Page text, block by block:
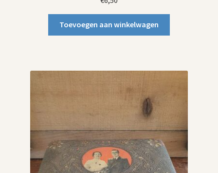
Toevoegen aan winkelwagen